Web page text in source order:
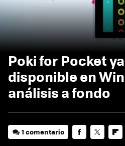
Poki for Pocket
disponible en
análisis a fondo
1 comentario